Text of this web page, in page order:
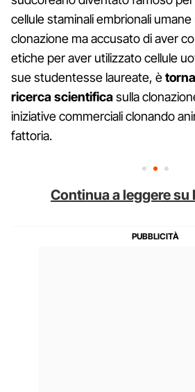
cellule staminali embrionali
clonazione ma accusato di aver
etiche per aver utilizzato cellule
sue studentesse laureate, è
ricerca scientificasulla
iniziative commerciali clonando
fattoria.
Continua a leggere su